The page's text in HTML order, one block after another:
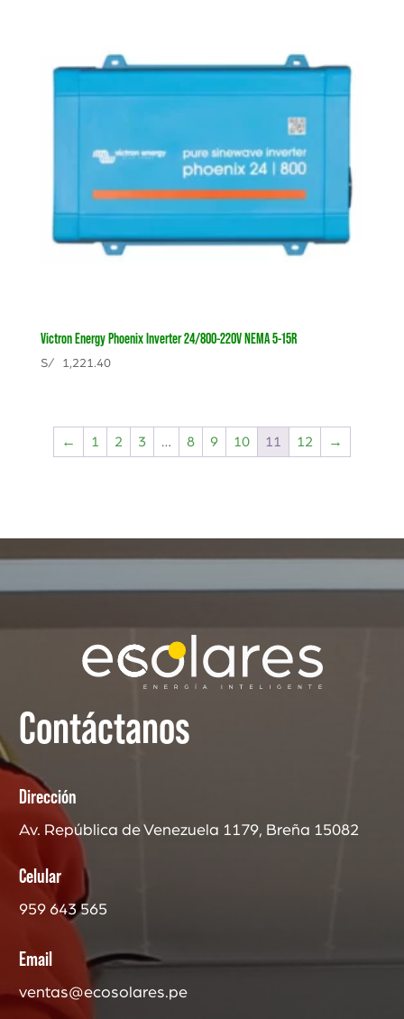
Victron Energy Phoenix Inverter 24/800-220V NEMA 5-15R
S/1,221.40
← 1 2 3 … 8 9 10 11 12 →
Contáctanos
Dirección
Av. República de Venezuela 1179, Breña 15082
Celular
959 643 565
Email
ventas@ecosolares.pe